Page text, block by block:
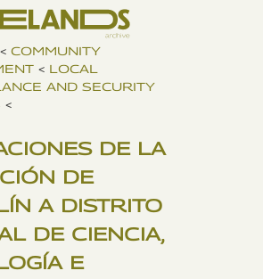
< COMMUNITY
< LOCAL
AND SECURITY
<
DE LA
DE
A DISTRITO
DE CIENCIA,
E